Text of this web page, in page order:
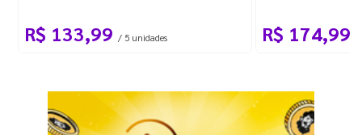
R$ 133,99 / 5 unidades R$ 174,99